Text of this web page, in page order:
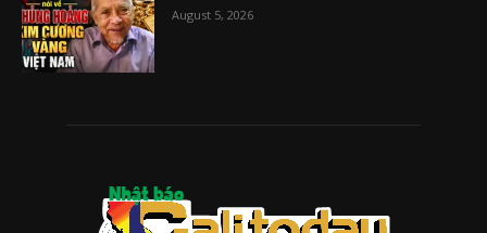
August 5, 2026